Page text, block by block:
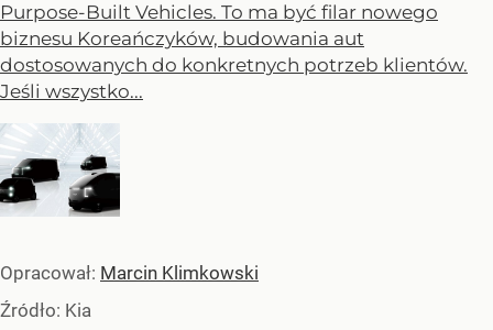
Purpose-Built Vehicles. To ma być filar nowego
biznesu Koreańczyków, budowania aut
dostosowanych do konkretnych potrzeb klientów.
Jeśli wszystko...
Opracował: Marcin Klimkowski
Źródło: Kia